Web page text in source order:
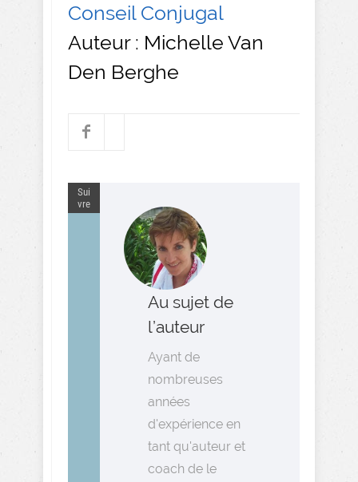
Conseil Conjugal
Auteur : Michelle Van
Den Berghe
Sui
vre
Au sujet de
l’auteur
Ayant de
nombreuses
années
d'expérience en
tant qu'auteur et
coach de le